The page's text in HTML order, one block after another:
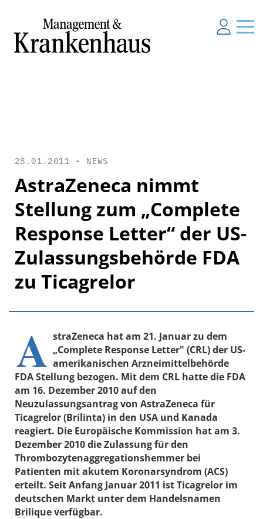
28.01.2011 • NEWS
AstraZeneca nimmt
Stellung zum „Complete
Response Letter“ der US-
Zulassungsbehörde FDA
zu Ticagrelor
A straZeneca hat am 21. Januar zu dem
„Complete Response Letter" (CRL) der US-
amerikanischen Arzneimittelbehörde
FDA Stellung bezogen. Mit dem CRL hatte die FDA
am 16. Dezember 2010 auf den
Neuzulassungsantrag von AstraZeneca für
Ticagrelor (Brilinta) in den USA und Kanada
reagiert. Die Europäische Kommission hat am 3.
Dezember 2010 die Zulassung für den
Thrombozytenaggregationshemmer bei
Patienten mit akutem Koronarsyndrom (ACS)
erteilt. Seit Anfang Januar 2011 ist Ticagrelor im
deutschen Markt unter dem Handelsnamen
Brilique verfügbar.